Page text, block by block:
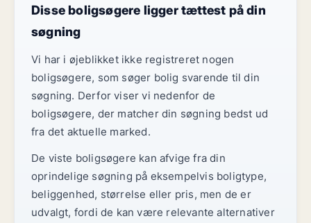
Disse boligsøgere ligger tættest på din
søgning
Vi har i øjeblikket ikke registreret nogen
boligsøgere, som søger bolig svarende til din
søgning. Derfor viser vi nedenfor de
boligsøgere, der matcher din søgning bedst ud
fra det aktuelle marked.
De viste boligsøgere kan afvige fra din
oprindelige søgning på eksempelvis boligtype,
beliggenhed, størrelse eller pris, men de er
udvalgt, fordi de kan være relevante alternativer